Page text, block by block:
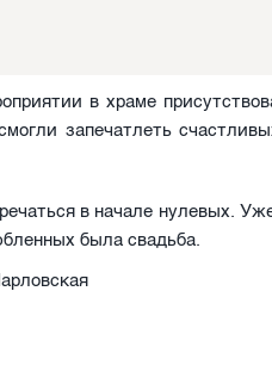
в храме
запечатлеть
в начале нулевых.
была свадьба.